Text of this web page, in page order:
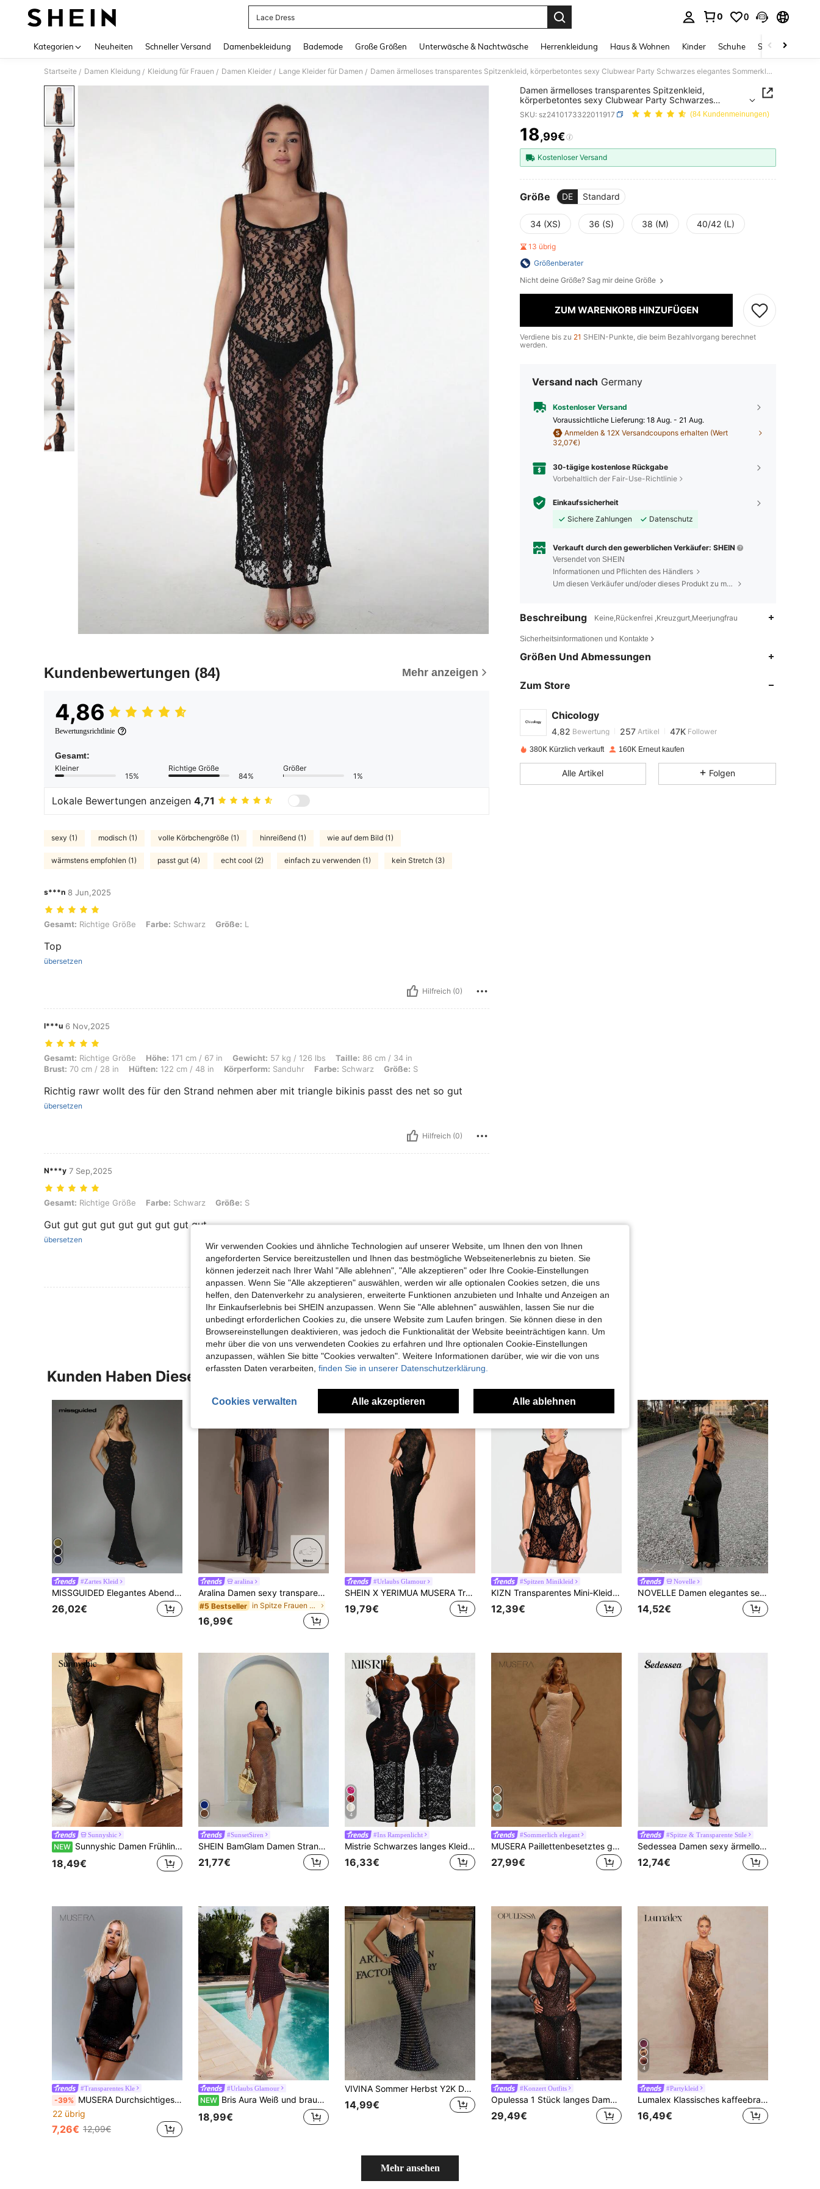
Lace Dress
0 0
Kategorien Neuheiten Schneller Versand Damenbekleidung Bademode Große Größen Unterwäsche & Nachtwäsche Herrenkleidung Haus & Wohnen Kinder Schuhe Schmuck &
Startseite / Damen Kleidung / Kleidung für Frauen / Damen Kleider / Lange Kleider für Damen / Damen ärmelloses transparentes Spitzenkleid, körperbetontes sexy Clubwear Party Schwarzes elegantes Sommerkleid
Kundenbewertungen (84) Mehr anzeigen
4,86
Bewertungsrichtlinie
Gesamt:
Kleiner
15%
Richtige Größe
84%
Größer
1%
Lokale Bewertungen anzeigen 4,71
sexy (1) modisch (1) volle Körbchengröße (1) hinreißend (1) wie auf dem Bild (1)
wärmstens empfohlen (1) passt gut (4) echt cool (2) einfach zu verwenden (1) kein Stretch (3)
s***n 8 Jun,2025
Gesamt: Richtige Größe, Farbe: Schwarz, Größe: L
Gesamt: Richtige Größe Farbe: Schwarz Größe: L
Top
übersetzen
Hilfreich (0)
l***u 6 Nov,2025
Gesamt: Richtige Größe, Höhe: 171 cm / 67 in, Gewicht: 57 kg / 126 lbs, Taille: 86 cm / 34 in, Brust: 70 cm / 28 in, Hüften: 122 cm / 48 in, Körperform: Sanduhr, Farbe: Schwarz, Größe: S
Gesamt: Richtige Größe Höhe: 171 cm / 67 in Gewicht: 57 kg / 126 lbs Taille: 86 cm / 34 in
Brust: 70 cm / 28 in Hüften: 122 cm / 48 in Körperform: Sanduhr Farbe: Schwarz Größe: S
Richtig rawr wollt des für den Strand nehmen aber mit triangle bikinis passt des net so gut
übersetzen
Hilfreich (0)
N***y 7 Sep,2025
Gesamt: Richtige Größe, Farbe: Schwarz, Größe: S
Gesamt: Richtige Größe Farbe: Schwarz Größe: S
Gut gut gut gut gut gut gut gut gut
übersetzen
Hilfreich (0)
Mehr Bewertungen Ansehen
Damen ärmelloses transparentes Spitzenkleid,
körperbetontes sexy Clubwear Party Schwarzes
elegantes Sommerkleid
SKU: sz2410173322011917 (84 Kundenmeinungen)
PRICE AND AVAILABILITY
18,99€
Kostenloser Versand
Größe DE Standard
34 (XS) 36 (S) 38 (M) 40/42 (L)
13 übrig
Größenberater
Nicht deine Größe? Sag mir deine Größe
ZUM WARENKORB HINZUFÜGEN
Verdiene bis zu 21 SHEIN-Punkte, die beim Bezahlvorgang berechnet
werden.
Versand nach Germany
Kostenloser Versand
Voraussichtliche Lieferung: 18 Aug. - 21 Aug.
Anmelden & 12X Versandcoupons erhalten (Wert
32,07€)
30-tägige kostenlose Rückgabe
Vorbehaltlich der Fair-Use-Richtlinie
Einkaufssicherheit
Sichere Zahlungen
Datenschutz
Verkauft durch den gewerblichen Verkäufer: SHEIN
Versendet von SHEIN
Informationen und Pflichten des Händlers
Um diesen Verkäufer und/oder dieses Produkt zu melden
Beschreibung Keine,Rückenfrei ,Kreuzgurt,Meerjungfrau
Sicherheitsinformationen und Kontakte
Größen Und Abmessungen
Zum Store
Chicology
4,82 257
4,82 Bewertung 257 Artikel 47K Follower
4,82
380K Kürzlich verkauft 160K Erneut kaufen
Alle Artikel Folgen
Kunden Haben Diese Artikel Auch Angeschaut
#Zartes Kleid
MISSGUIDED Elegantes Abendkleid mit Pailletten-Verzierung, Spitze, bodenlang, Trägerkleider, Meerjungfrauenkleid für besondere Anlässe, Hochzeitsgast Maxikleid
26,02€
aralina
Aralina Damen sexy transparentes Spitzenkleid, Sommer
#5 Bestseller in Spitze Frauen Maxikleider
16,99€
#Urlaubs Glamour
SHEIN X YERIMUA MUSERA Transparentes Maxikleid mit Halskrause, rückenfreiem Design für Urlaub, Sommer, sexy Ibiza Beach Festival, Abendausgang, elegante Halloween-/Herbstparty, schickes Sommer-Outfit
19,79€
#Spitzen Minikleid
KIZN Transparentes Mini-Kleid mit Muschelspitze, tiefem Ausschnitt, Flügelärmeln, Blumen-Spitze, figurbetonend, für Party und Ausgehen
12,39€
Novelle
NOVELLE Damen elegantes sexy hochwertiges schwarzes ärmelloses Tankkleid, rückenfreies Kleid mit Schlitz für alle Jahreszeiten, formelles Abendessen, Date, Party, Treffen, Street-Outfits
14,52€
Sunnyshic
NEW Sunnyshic Damen Frühlings-/Sommer-Mini-Bodycon-Kleid in Schwarz mit Spitze, Off-Shoulder, langen Ärmeln und geraffter Taille, sexy und charmant, für Party, Bankett, Hochzeit, Strand und Urlaub, modischer Look
18,49€
#SunsetSiren
SHEIN BamGlam Damen Strand Sommer Häkel Mesh Quasten Saum Kleid, Fake Zweiteiler Design, Jumpsuit kombiniert mit sexy transparentem Mesh Stoff bedecktem trägerlosen Kleid, geeignet für Strand Sommerurlaub
21,77€
4
#Ins Rampenlicht
Mistrie Schwarzes langes Kleid mit Blumen-Spitze - Spaghettiträger - Transparentes sexy langes Kleid
16,33€
6
#Sommerlich elegant
MUSERA Paillettenbesetztes gestricktes figurbetontes Maxikleid, Ibiza-Outfit für Urlaub, Frühling, Sommer, Strandurlaub, Weiße Insel, Hochzeitsgast, Abendausgang, Hochzeitsgast, elegant, Braut, Junggesellinnenabschied, Hochzeit, langes Kleid, Abschlussball, Abiball
27,99€
#Spitze & Transparente Stile
Sedessea Damen sexy ärmellose durchsichtige Schlitzrock Strandkleid für den Sommer, schwarz elegant
12,74€
#Transparentes Kle
-39% MUSERA Durchsichtiges gestricktes Minikleid mit Kreuzüberschneidung, sexy für Frühling Sommer Ausgehen Festival
22 übrig
7,26€ 12,09€
#Urlaubs Glamour
NEW Bris Aura Weiß und braun farbige Wellenpunkt sexy rückenfreies ärmelloses gerafftes asymmetrisches Kleid, Weihnachtskleid, elegantes Kleid, Rave-Set Festival, Streetwear, Konzertkleid, Clubkleid, Abendkleid, Geburtstagskeid für Frauen, Herbst- und Winterkleid, Party Must-Have, Wellenpunkt Kleid
18,99€
VIVINA Sommer Herbst Y2K Damen Einfaches Mode Polka Dot Muster Spaghettiträger langes Kleid, Polka Dot Kleid Party Schwarz Elegant
14,99€
#Konzert Outfits
Opulessa 1 Stück langes Damen-Kleid mit offenem Rücken und offenen Schultern aus besticktem Stoff
29,49€
4
#Partykleid
Lumalex Klassisches kaffeebraunes Leoparden-Muster-Camisole-Kleid mit tiefem Ausschnitt, Meerjungfrauenschnitt, hinten geschlitzt und Taillenband für Damen
16,49€
Mehr ansehen
Wir verwenden Cookies und ähnliche Technologien auf unserer Website, um Ihnen den von Ihnen
angeforderten Service bereitzustellen und Ihnen das bestmögliche Webseitenerlebnis zu bieten. Sie
können jederzeit nach Ihrer Wahl "Alle ablehnen", "Alle akzeptieren" oder Ihre Cookie-Einstellungen
anpassen. Wenn Sie "Alle akzeptieren" auswählen, werden wir alle optionalen Cookies setzen, die uns
helfen, den Datenverkehr zu analysieren, erweiterte Funktionen anzubieten und Inhalte und Anzeigen an
Ihr Einkaufserlebnis bei SHEIN anzupassen. Wenn Sie "Alle ablehnen" auswählen, lassen Sie nur die
unbedingt erforderlichen Cookies zu, die unsere Website zum Laufen bringen. Sie können diese in den
Browsereinstellungen deaktivieren, was jedoch die Funktionalität der Website beeinträchtigen kann. Um
mehr über die von uns verwendeten Cookies zu erfahren und Ihre optionalen Cookie-Einstellungen
anzupassen, wählen Sie bitte "Cookies verwalten". Weitere Informationen darüber, wie wir die von uns
erfassten Daten verarbeiten, finden Sie in unserer Datenschutzerklärung.
Cookies verwalten Alle akzeptieren Alle ablehnen